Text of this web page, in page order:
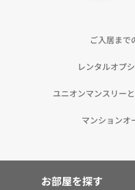
ご入居まで
レンタルオプ
ユニオンマンスリー
マンションオ
お部屋を探す